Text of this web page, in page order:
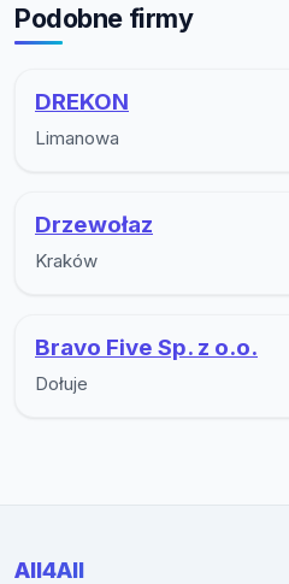
Podobne firmy
DREKON
Limanowa
Drzewołaz
Kraków
Bravo Five Sp. z o.o.
Dołuje
All4All